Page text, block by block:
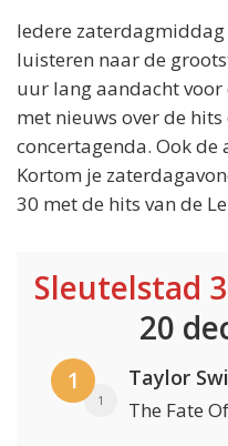
Iedere
luisteren naar de
uur lang aandacht
met nieuws over de
concertagenda. Ook de
Kortom je
30 met de hits van de
Sleutelstad
20
1
1
Taylor
The Fate